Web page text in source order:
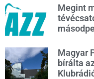
Megint
Magyar
bírálta